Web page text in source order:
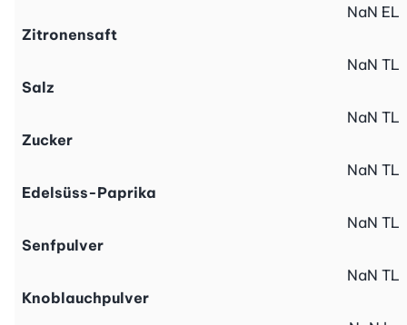
Zitronensaft
NaN EL
Salz
NaN TL
Zucker
NaN TL
Edelsüss-Paprika
NaN TL
Senfpulver
NaN TL
Knoblauchpulver
NaN TL